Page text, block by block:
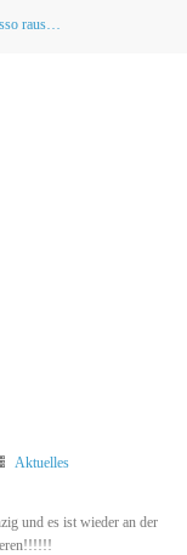
raus…
Aktuelles
und es ist wieder an der